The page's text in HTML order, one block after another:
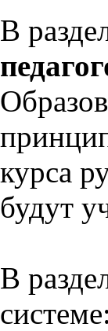
В
курса
будут
В